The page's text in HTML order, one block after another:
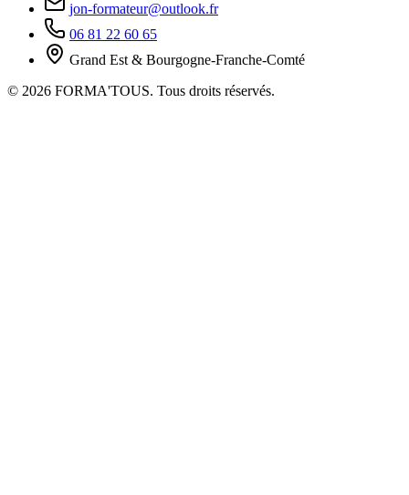
jon-formateur@outlook.fr
06 81 22 60 65
Grand Est & Bourgogne-Franche-Comté
© 2026 FORMA'TOUS. Tous droits réservés.